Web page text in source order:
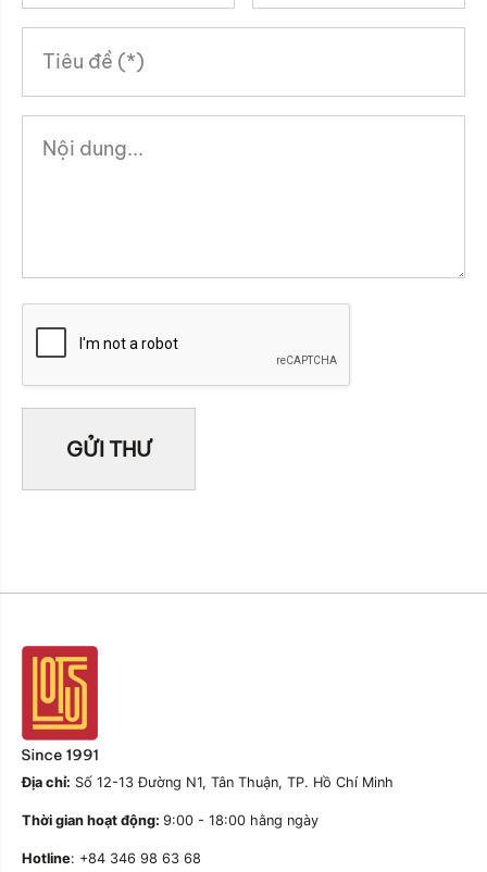
Địa chỉ: Số 12-13 Đường N1, Tân Thuận, TP. Hồ Chí Minh
Thời gian hoạt động: 9:00 - 18:00 hằng ngày
Hotline: +84 346 98 63 68